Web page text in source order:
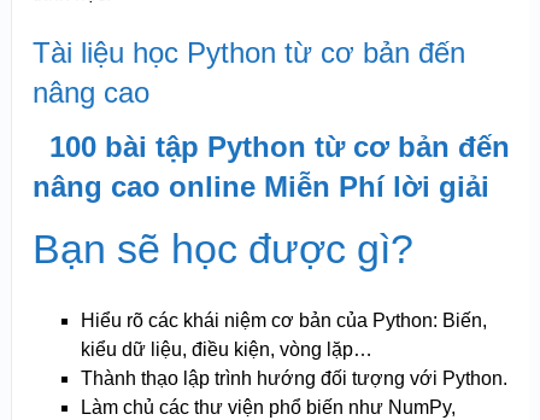
Tài liệu học Python từ cơ bản đến
nâng cao
100 bài tập Python từ cơ bản đến
nâng cao online Miễn Phí lời giải
Bạn sẽ học được gì?
Hiểu rõ các khái niệm cơ bản của Python: Biến,
kiểu dữ liệu, điều kiện, vòng lặp…
Thành thạo lập trình hướng đối tượng với Python.
Làm chủ các thư viện phổ biến như NumPy,